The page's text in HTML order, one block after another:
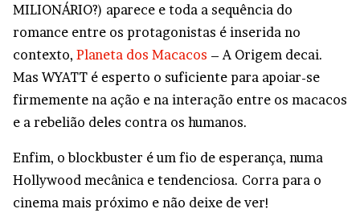
MILIONÁRIO?) aparece e toda a sequência do
romance entre os protagonistas é inserida no
contexto, Planeta dos Macacos – A Origem decai.
Mas WYATT é esperto o suficiente para apoiar-se
firmemente na ação e na interação entre os macacos
e a rebelião deles contra os humanos.
Enfim, o blockbuster é um fio de esperança, numa
Hollywood mecânica e tendenciosa. Corra para o
cinema mais próximo e não deixe de ver!